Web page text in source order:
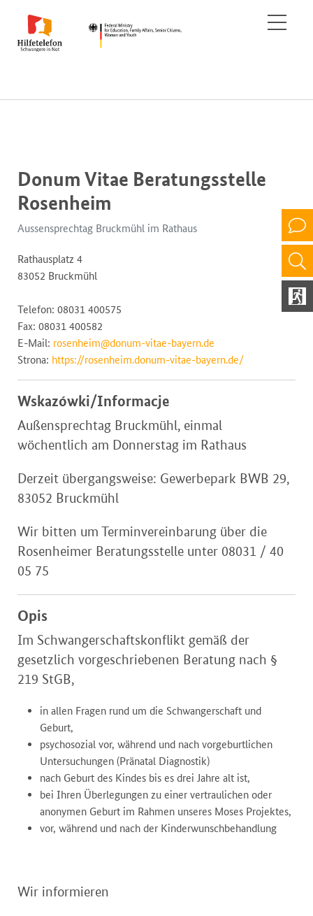
Donum Vitae Beratungsstelle
Rosenheim
Aussensprechtag Bruckmühl im Rathaus
Rathausplatz 4
83052 Bruckmühl
Telefon: 08031 400575
Fax: 08031 400582
E-Mail: rosenheim@donum-vitae-bayern.de
Strona: https://rosenheim.donum-vitae-bayern.de/
Wskazówki/Informacje
Außensprechtag Bruckmühl, einmal
wöchentlich am Donnerstag im Rathaus
Derzeit übergangsweise: Gewerbepark BWB 29,
83052 Bruckmühl
Wir bitten um Terminvereinbarung über die
Rosenheimer Beratungsstelle unter 08031 / 40
05 75
Opis
Im Schwangerschaftskonflikt gemäß der
gesetzlich vorgeschriebenen Beratung nach §
219 StGB,
in allen Fragen rund um die Schwangerschaft und
Geburt,
psychosozial vor, während und nach vorgeburtlichen
Untersuchungen (Pränatal Diagnostik)
nach Geburt des Kindes bis es drei Jahre alt ist,
bei Ihren Überlegungen zu einer vertraulichen oder
anonymen Geburt im Rahmen unseres Moses Projektes,
vor, während und nach der Kinderwunschbehandlung
Wir informieren